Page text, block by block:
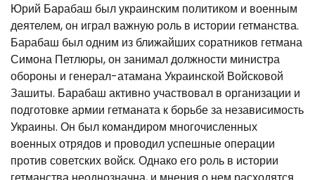
Юрий Барабаш был украинским политиком и военным
деятелем, он играл важную роль в истории гетманства.
Барабаш был одним из ближайших соратников гетмана
Симона Петлюры, он занимал должности министра
обороны и генерал-атамана Украинской Войсковой
Зашиты. Барабаш активно участвовал в организации и
подготовке армии гетманата к борьбе за независимость
Украины. Он был командиром многочисленных
военных отрядов и проводил успешные операции
против советских войск. Однако его роль в истории